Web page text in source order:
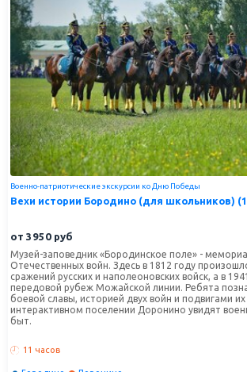
Военно-патриотические экскурсии ко Дню Победы
Вехи истории Бородино (для школьников)
от 3950 руб
Музей-заповедник «Бородинское поле» -
Отечественных войн. Здесь в 1812 году
сражений русских и наполеоновских войск, а в
передовой рубеж Можайской линии. Ребята
боевой славы, историей двух войн и подвигами их
интерактивном поселении Доронино увидят
быт.
11 часов